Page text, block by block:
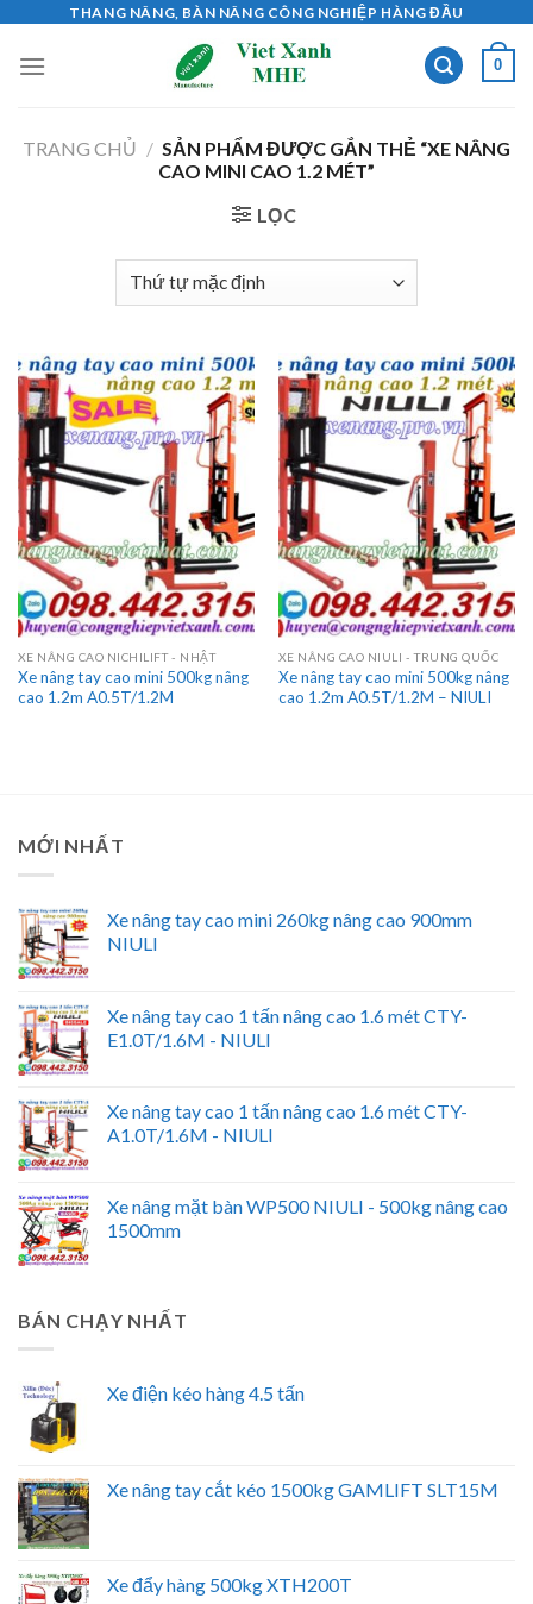
content
THANG NÂNG, BÀN NÂNG CÔNG NGHIỆP HÀNG ĐẦU
0
TRANG CHỦ / SẢN PHẨM ĐƯỢC GẮN THẺ “XE NÂNG
CAO MINI CAO 1.2 MÉT”
LỌC
XE NÂNG CAO NICHILIFT - NHẬT
Xe nâng tay cao mini 500kg nâng
cao 1.2m A0.5T/1.2M
XE NÂNG CAO NIULI - TRUNG QUỐC
Xe nâng tay cao mini 500kg nâng
cao 1.2m A0.5T/1.2M – NIULI
MỚI NHẤT
Xe nâng tay cao mini 260kg nâng cao 900mm
NIULI
Xe nâng tay cao 1 tấn nâng cao 1.6 mét CTY-
E1.0T/1.6M - NIULI
Xe nâng tay cao 1 tấn nâng cao 1.6 mét CTY-
A1.0T/1.6M - NIULI
Xe nâng mặt bàn WP500 NIULI - 500kg nâng cao
1500mm
BÁN CHẠY NHẤT
Xe điện kéo hàng 4.5 tấn
Xe nâng tay cắt kéo 1500kg GAMLIFT SLT15M
Xe đẩy hàng 500kg XTH200T